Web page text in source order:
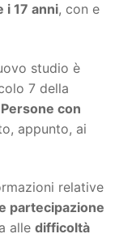
i 17 anni, con e
studio è
7 della
con
appunto, ai
relative
partecipazione
alle difficoltà